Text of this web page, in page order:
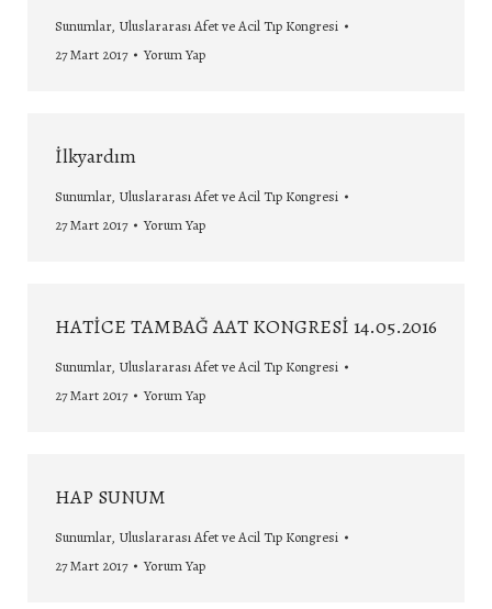
Sunumlar, Uluslararası Afet ve Acil Tıp Kongresi
27 Mart 2017
Yorum Yap
İlkyardım
Sunumlar, Uluslararası Afet ve Acil Tıp Kongresi
27 Mart 2017
Yorum Yap
HATİCE TAMBAĞ AAT KONGRESİ 14.05.2016
Sunumlar, Uluslararası Afet ve Acil Tıp Kongresi
27 Mart 2017
Yorum Yap
HAP SUNUM
Sunumlar, Uluslararası Afet ve Acil Tıp Kongresi
27 Mart 2017
Yorum Yap